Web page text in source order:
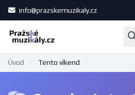
info@prazskemuzikaly.cz
Úvod / Tento víkend